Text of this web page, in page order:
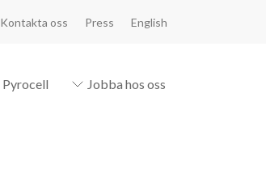
Kontakta oss Press English
Pyrocell Jobba hos oss